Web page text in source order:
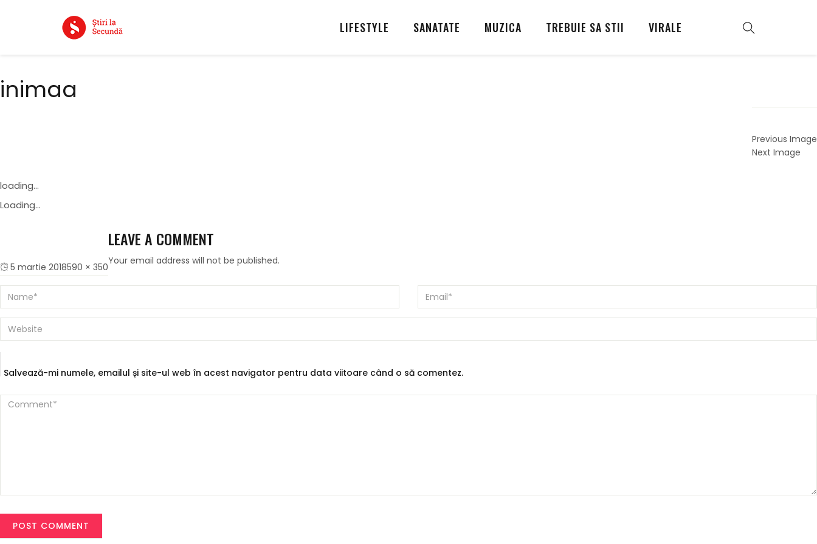
LIFESTYLE SANATATE MUZICA TREBUIE SA STII VIRALE
inimaa
Previous Image
Next Image
loading...
Loading...
Posted
5 martie 2018Full
590 × 350
LEAVE A COMMENT
Your email address will not be published.
Salvează-mi numele, emailul și site-ul web în acest navigator pentru data viitoare când o să comentez.